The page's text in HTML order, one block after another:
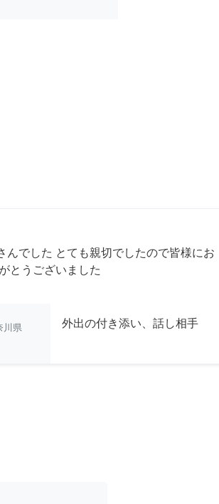
んでした とても親切でしたので皆様にお
とうございました
川県 外出の付き添い、話し相手